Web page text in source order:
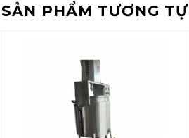
SẢN PHẨM TƯƠNG TỰ